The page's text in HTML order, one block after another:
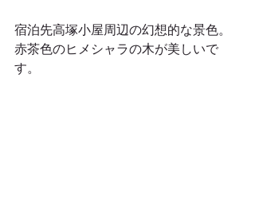
宿泊先高塚小屋周辺の幻想的な景色。
赤茶色のヒメシャラの木が美しいで
す。